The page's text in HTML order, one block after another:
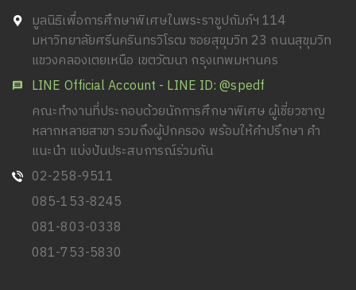
มูลนิธิเพื่อการศึกษาพิเศษในพระราชูปถัมภ์ฯ 114
มหาวิทยาลัยศรีนครินทรวิโรฒ ซอยสุขุมวิท 23 ถนนสุขุมวิท
แขวงคลองเตยเหนือ เขตวัฒนา กรุงเทพมหานคร
LINE Official Account - LINE ID: @spedf
คณะทำงานที่ประกอบด้วยนักการศึกษาพิเศษ ผู้เชี่ยวชาญ
หลากหลายสาขา รวมถึงผู้ปกครอง พร้อมให้คำปรึกษา คำ
แนะนำ แบ่งปันประสบการณ์ร่วมกัน
02-258-9511
085-153-8245
081-803-0338
081-753-5830